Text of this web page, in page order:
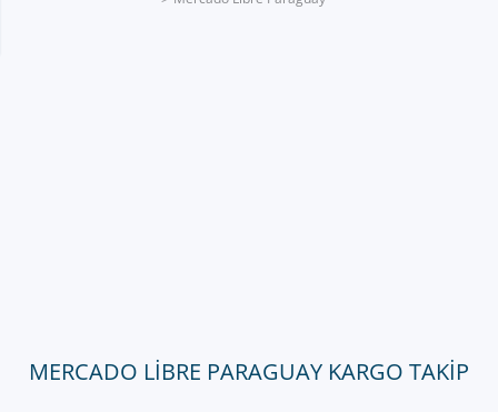
MERCADO LIBRE PARAGUAY KARGO TAKIP